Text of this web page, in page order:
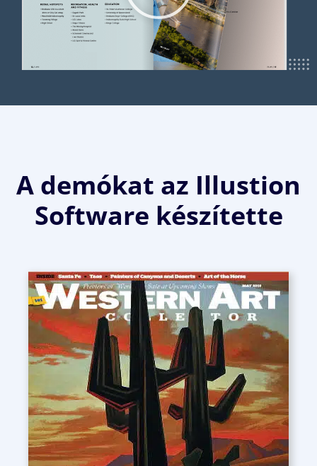
A demókat az Illustion
Software készítette